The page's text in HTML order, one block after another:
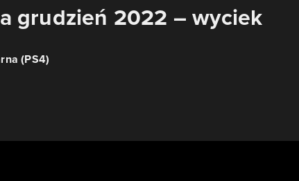
grudzień 2022 – wyciek
(PS4)